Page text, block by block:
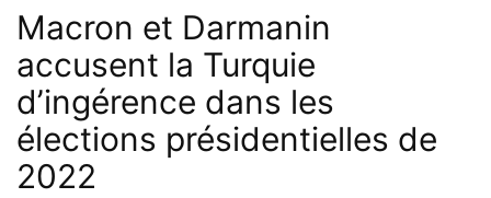
Macron et Darmanin
accusent la Turquie
d’ingérence dans les
élections présidentielles de
2022